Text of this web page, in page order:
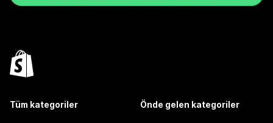
Tüm kategoriler Önde gelen kategoriler